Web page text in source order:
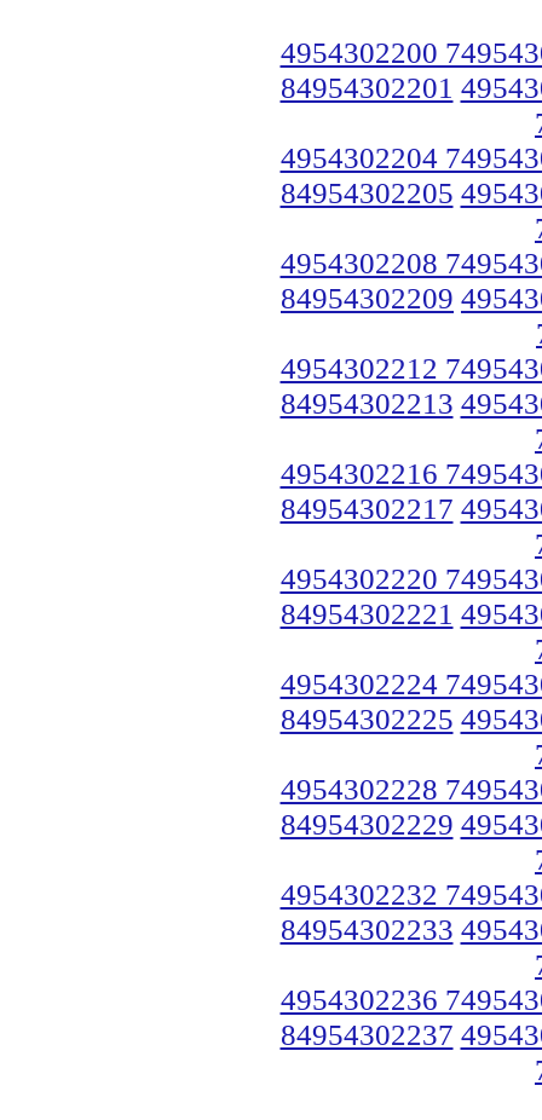
4954302200
84954302201
4954302204
84954302205
4954302208
84954302209
4954302212
84954302213
4954302216
84954302217
4954302220
84954302221
4954302224
84954302225
4954302228
84954302229
4954302232
84954302233
4954302236
84954302237